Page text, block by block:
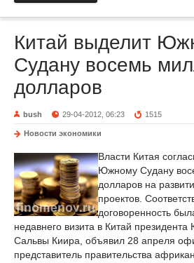
Китай выделит
Судану восемь
долларов
bush 29-04-2012, 06:23 1515
Новости экономики
Власти Китая
Южному Судану
долларов на
проектов.
договоренность
недавнего визита в Китай
Сальвы Киира, объявил 28 апреля
представитель правительства